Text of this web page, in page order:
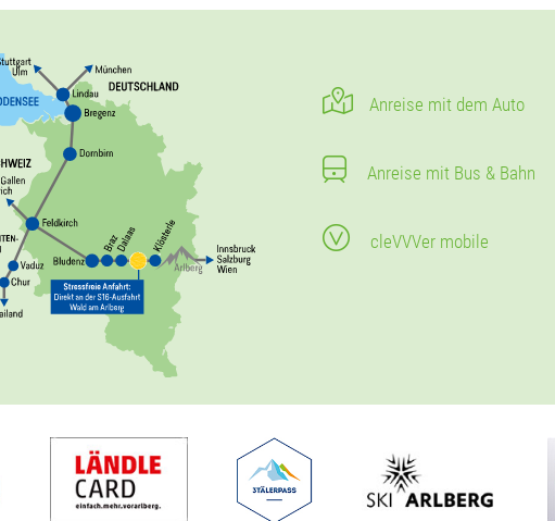
Anreise mit dem Auto
Anreise mit Bus & Bahn
cleVVVer mobile